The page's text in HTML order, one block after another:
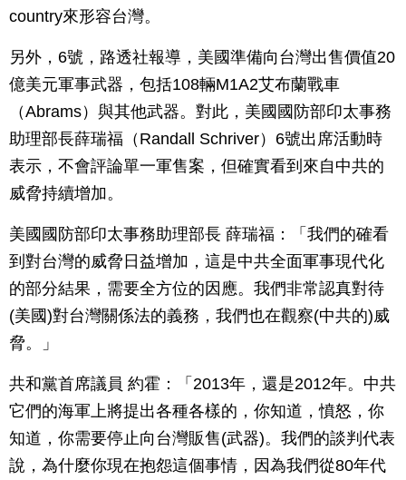
country來形容台灣。
另外，6號，路透社報導，美國準備向台灣出售價值20
億美元軍事武器，包括108輛M1A2艾布蘭戰車
（Abrams）與其他武器。對此，美國國防部印太事務
助理部長薛瑞福（Randall Schriver）6號出席活動時
表示，不會評論單一軍售案，但確實看到來自中共的
威脅持續增加。
美國國防部印太事務助理部長 薛瑞福：「我們的確看
到對台灣的威脅日益增加，這是中共全面軍事現代化
的部分結果，需要全方位的因應。我們非常認真對待
(美國)對台灣關係法的義務，我們也在觀察(中共的)威
脅。」
共和黨首席議員 約霍：「2013年，還是2012年。中共
它們的海軍上將提出各種各樣的，你知道，憤怒，你
知道，你需要停止向台灣販售(武器)。我們的談判代表
說，為什麼你現在抱怨這個事情，因為我們從80年代